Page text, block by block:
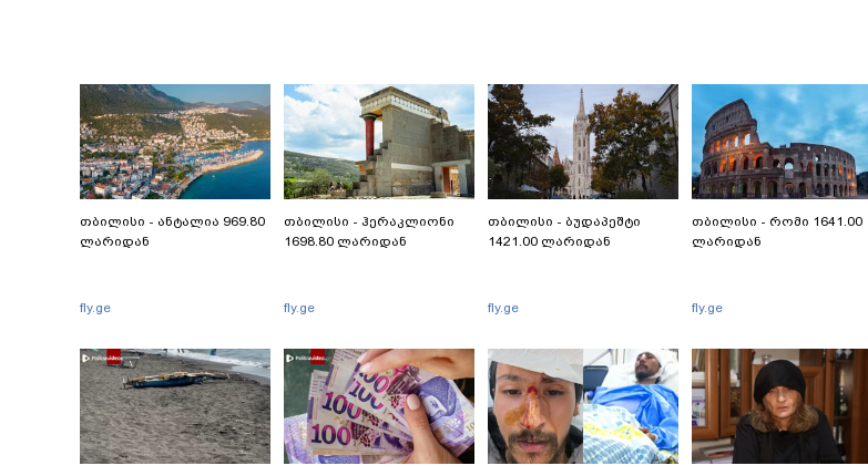
თბილისი - ანტალია 969.80
ლარიდან
fly.ge
თბილისი - ჰერაკლიონი
1698.80 ლარიდან
fly.ge
თბილისი - ბუდაპეშტი
1421.00 ლარიდან
fly.ge
თბილისი - რომი 1641.00
ლარიდან
fly.ge